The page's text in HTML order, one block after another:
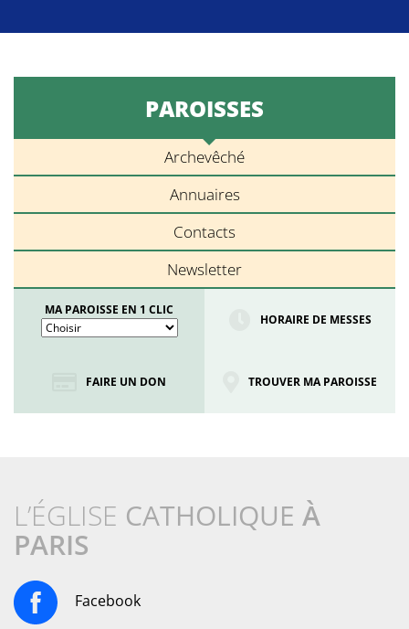
PAROISSES
Archevêché
Annuaires
Contacts
Newsletter
MA PAROISSE EN 1 CLIC
HORAIRE DE MESSES
FAIRE UN DON TROUVER MA PAROISSE
L’ÉGLISE CATHOLIQUE À
PARIS
Facebook